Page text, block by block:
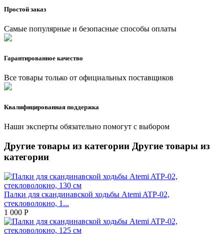
Простой заказ
Самые популярные и безопасные способы оплаты
Гарантированное качество
Все товары только от официальных поставщиков
Квалифицированная поддержка
Наши эксперты обязательно помогут с выбором
Другие товары из категории Другие товары из
категории
Палки для скандинавской ходьбы Atemi ATP-02,
стекловолокно, 1...
1 000 Р